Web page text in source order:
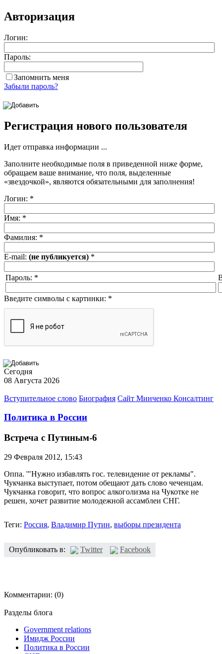
Авторизация
Логин:
Пароль:
Запомнить меня
Забыли пароль?
Регистрация нового пользователя
Идет отправка информации ...
Заполните необходимые поля в приведенной ниже форме,
обращаем ваше внимание, что поля, выделенные
«звездочкой», являются обязательными для заполнения!
Логин: *
Имя: *
Фамилия: *
E-mail: (не публикуется) *
Пароль: *
Введите символы с картинки: *
Сегодня
08 Августа 2026
Вступительное слово Биография Сайт Минченко Консалтинг
Политика в России
Встреча с Путиным-6
29 Февраля 2012, 15:43
Оппа. '"Нужно избавлять гос. телевидение от рекламы".
Чукчанка выступает, потом обещают дать слово чеченцам.
Чукчанка говорит, что вопрос алкоголизма на Чукотке не
решен, хочет развитие молодежной ассамблеи СНГ.
Теги: Россия, Владимир Путин, выборы президента
Опубликовать в: Twitter Facebook
Комментарии: (0)
Разделы блога
Government relations
Имидж России
Политика в России